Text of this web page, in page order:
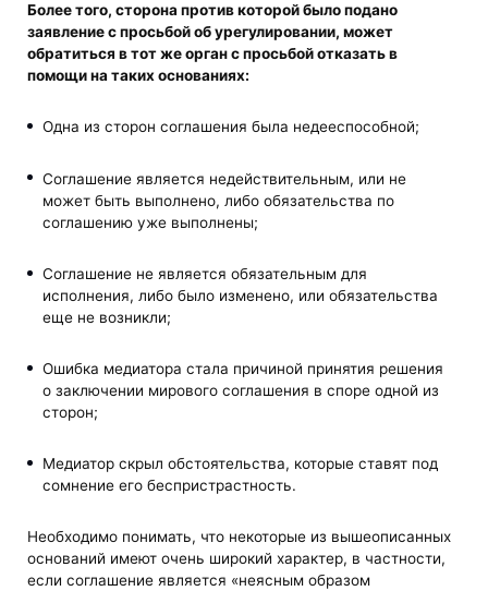
Более того, сторона против которой было подано
заявление с просьбой об урегулировании, может
обратиться в тот же орган с просьбой отказать в
помощи на таких основаниях:
Одна из сторон соглашения была недееспособной;
Соглашение является недействительным, или не
может быть выполнено, либо обязательства по
соглашению уже выполнены;
Соглашение не является обязательным для
исполнения, либо было изменено, или обязательства
еще не возникли;
Ошибка медиатора стала причиной принятия решения
о заключении мирового соглашения в споре одной из
сторон;
Медиатор скрыл обстоятельства, которые ставят под
сомнение его беспристрастность.
Необходимо понимать, что некоторые из вышеописанных
оснований имеют очень широкий характер, в частности,
если соглашение является «неясным образом